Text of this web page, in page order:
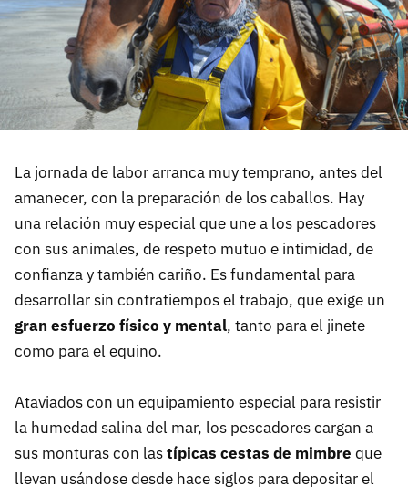
La jornada de labor arranca muy temprano, antes del
amanecer, con la preparación de los caballos. Hay
una relación muy especial que une a los pescadores
con sus animales, de respeto mutuo e intimidad, de
confianza y también cariño. Es fundamental para
desarrollar sin contratiempos el trabajo, que exige un
gran esfuerzo físico y mental, tanto para el jinete
como para el equino.
Ataviados con un equipamiento especial para resistir
la humedad salina del mar, los pescadores cargan a
sus monturas con lastípicas cestas de mimbre que
llevan usándose desde hace siglos para depositar el